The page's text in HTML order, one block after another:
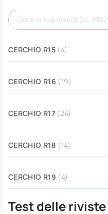
Cerca misura
CERCHIO R15 (4)
CERCHIO R16 (19)
CERCHIO R17 (24)
CERCHIO R18 (14)
CERCHIO R19 (4)
Test delle riviste